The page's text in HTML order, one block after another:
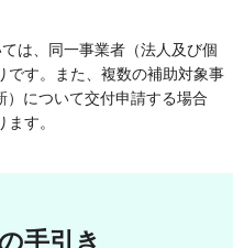
は、同一事業者（法人及び個
です。また、複数の補助対象事
について交付申請する場合
す。
手引き